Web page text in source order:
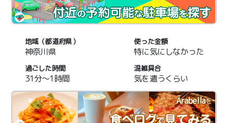
地域（都道府県）
神奈川県
使った金額
特に気にしなかった
過ごした時間
31分～1時間
混雑具合
気を遣うくらい
Arabellaを